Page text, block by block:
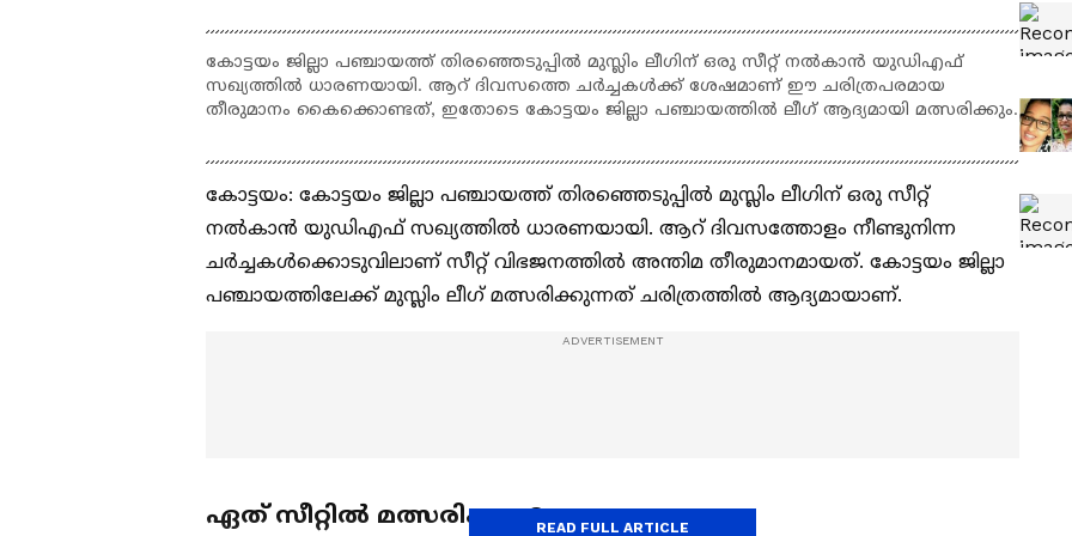
കോട്ടയം ജില്ലാ പഞ്ചായത്ത് തിരഞ്ഞെടുപ്പിൽ മുസ്ലിം ലീഗിന് ഒരു സീറ്റ് നൽകാൻ യുഡിഎഫ്
സഖ്യത്തിൽ ധാരണയായി. ആറ് ദിവസത്തെ ചർച്ചകൾക്ക് ശേഷമാണ് ഈ ചരിത്രപരമായ
തീരുമാനം കൈക്കൊണ്ടത്, ഇതോടെ കോട്ടയം ജില്ലാ പഞ്ചായത്തിൽ ലീഗ് ആദ്യമായി മത്സരിക്കും.
കോട്ടയം: കോട്ടയം ജില്ലാ പഞ്ചായത്ത് തിരഞ്ഞെടുപ്പിൽ മുസ്ലിം ലീഗിന് ഒരു സീറ്റ്
നൽകാൻ യുഡിഎഫ് സഖ്യത്തിൽ ധാരണയായി. ആറ് ദിവസത്തോളം നീണ്ടുനിന്ന
ചർച്ചകൾക്കൊടുവിലാണ് സീറ്റ് വിഭജനത്തിൽ അന്തിമ തീരുമാനമായത്. കോട്ടയം ജില്ലാ
പഞ്ചായത്തിലേക്ക് മുസ്ലിം ലീഗ് മത്സരിക്കുന്നത് ചരിത്രത്തിൽ ആദ്യമായാണ്.
ഏത് സീറ്റിൽ മത്സരിക്കും?READ FULL ARTICLE